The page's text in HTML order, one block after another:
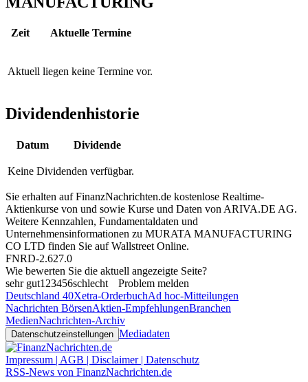
Zeit Aktuelle Termine
Aktuell liegen keine Termine vor.
Dividendenhistorie
Datum Dividende
Keine Dividenden verfügbar.
Sie erhalten auf FinanzNachrichten.de kostenlose Realtime-
Aktienkurse von und sowie Kurse und Daten von ARIVA.DE AG.
Weitere Kennzahlen, Fundamentaldaten und
Unternehmensinformationen zu MURATA MANUFACTURING
CO LTD finden Sie aufWallstreet Online.
FNRD-2.627.0
Wie bewerten Sie die aktuell angezeigte Seite?
sehr gut1 23456schlecht
Problem melden
Deutschland 40Xetra-OrderbuchAd hoc-Mitteilungen
Nachrichten BörsenAktien-EmpfehlungenBranchen
MedienNachrichten-Archiv
Datenschutzeinstellungen Mediadaten
Impressum | AGB | Disclaimer | Datenschutz
RSS-News von FinanzNachrichten.de